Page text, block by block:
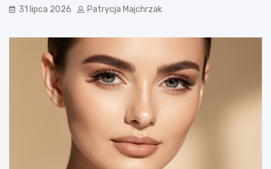
31 lipca 2026 Patrycja Majchrzak